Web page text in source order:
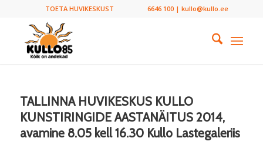
TOETA HUVIKESKUST 6646 100 | kullo@kullo.ee
TALLINNA HUVIKESKUS KULLO
KUNSTIRINGIDE AASTANÄITUS 2014,
avamine 8.05 kell 16.30 Kullo Lastegaleriis